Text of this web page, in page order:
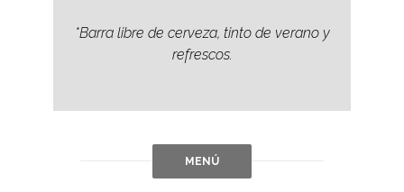
*Barra libre de cerveza, tinto de verano y
refrescos.
MENÚ